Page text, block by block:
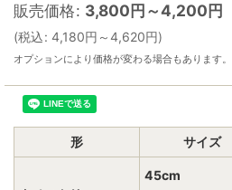
販売価格: 3,800円～4,200円
(税込: 4,180円 ～4,620円)
オプションにより価格が変わる場合もあります。
形 サイズ
45cm